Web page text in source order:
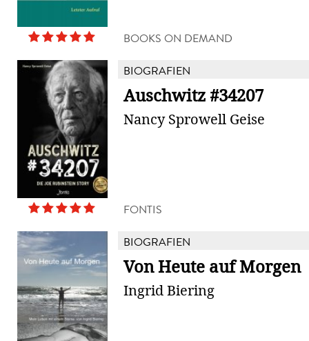
BOOKS ON DEMAND
BIOGRAFIEN
Auschwitz #34207
Nancy Sprowell Geise
FONTIS
BIOGRAFIEN
Von Heute auf Morgen
Ingrid Biering